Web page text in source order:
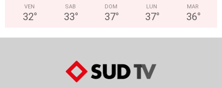
VEN
32°
SAB
33°
DOM
37°
LUN
37°
MAR
36°